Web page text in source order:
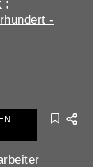
;
-